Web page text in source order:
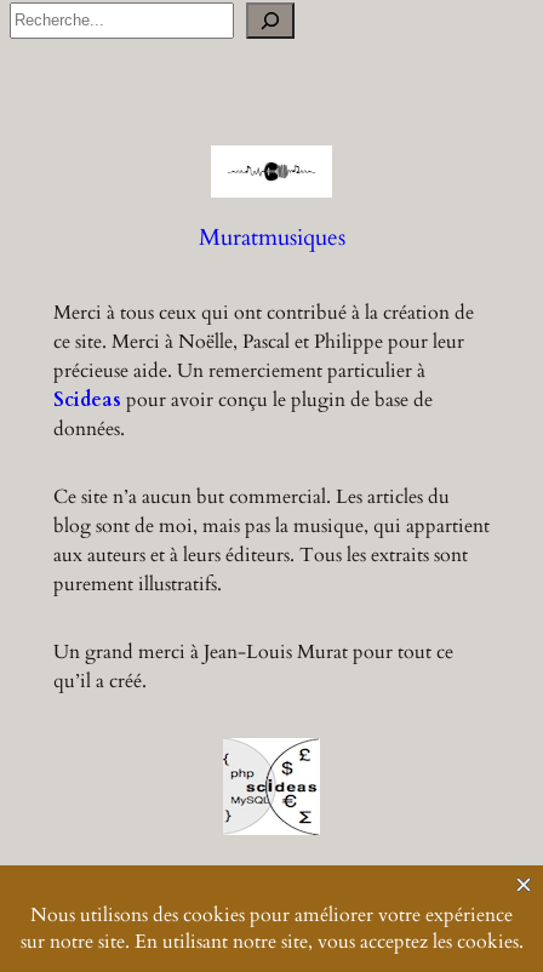
S
Muratmusiques
Merci à tous ceux qui ont contribué à la création de
ce site. Merci à Noëlle, Pascal et Philippe pour leur
précieuse aide. Un remerciement particulier à
Scideas pour avoir conçu le plugin de base de
données.
Ce site n’a aucun but commercial. Les articles du
blog sont de moi, mais pas la musique, qui appartient
aux auteurs et à leurs éditeurs. Tous les extraits sont
purement illustratifs.
Un grand merci à Jean-Louis Murat pour tout ce
qu’il a créé.
© 2024-2026Muratmusiques